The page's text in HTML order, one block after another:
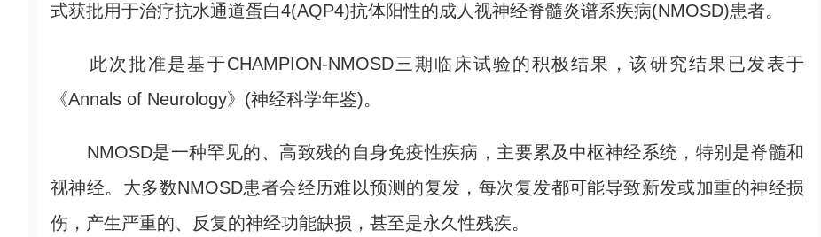
式获批用于治疗抗水通道蛋白4(AQP4)抗体阳性的成人视神经脊髓炎谱系疾病(NMOSD)患者。
此次批准是基于CHAMPION-NMOSD三期临床试验的积极结果，该研究结果已发表于
《Annals of Neurology》(神经科学年鉴)。
NMOSD是一种罕见的、高致残的自身免疫性疾病，主要累及中枢神经系统，特别是脊髓和
视神经。大多数NMOSD患者会经历难以预测的复发，每次复发都可能导致新发或加重的神经损
伤，产生严重的、反复的神经功能缺损，甚至是永久性残疾。